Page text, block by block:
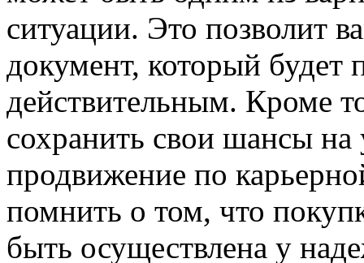
ситуации. Это позволит
документ, который
действительным. Кроме
сохранить свои шансы на
продвижение по
помнить о том, что
быть осуществлена у